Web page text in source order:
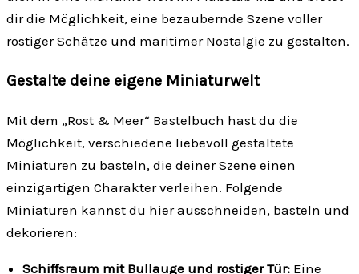
dir die Möglichkeit, eine bezaubernde Szene voller
rostiger Schätze und maritimer Nostalgie zu gestalten.
Gestalte deine eigene Miniaturwelt
Mit dem „Rost & Meer“ Bastelbuch hast du die
Möglichkeit, verschiedene liebevoll gestaltete
Miniaturen zu basteln, die deiner Szene einen
einzigartigen Charakter verleihen. Folgende
Miniaturen kannst du hier ausschneiden, basteln und
dekorieren:
Schiffsraum mit Bullauge und rostiger Tür: Eine